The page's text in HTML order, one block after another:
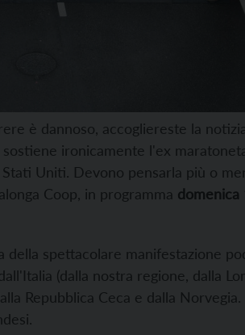
è dannoso, accogliereste la
ironicamente l'ex
Uniti. Devono pensarla più o
Coop, in programma domenica
spettacolare manifestazione
(dalla nostra regione, dalla
Repubblica Ceca e dalla